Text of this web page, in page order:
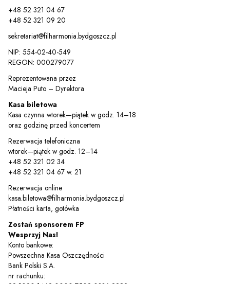
+48 52 321 04 67
+48 52 321 09 20
sekretariat@filharmonia.bydgoszcz.pl
NIP: 554-02-40-549
REGON: 000279077
Reprezentowana przez
Macieja Puto – Dyrektora
Kasa biletowa
Kasa czynna wtorek—piątek w godz. 14–18
oraz godzinę przed koncertem
Rezerwacja telefoniczna
wtorek—piątek w godz. 12–14
+48 52 321 02 34
+48 52 321 04 67 w. 21
Rezerwacja online
kasa.biletowa@filharmonia.bydgoszcz.pl
Płatności karta, gotówka
Zostań sponsorem FP
Wesprzyj Nas!
Konto bankowe:
Powszechna Kasa Oszczędności
Bank Polski S.A.
nr rachunku: